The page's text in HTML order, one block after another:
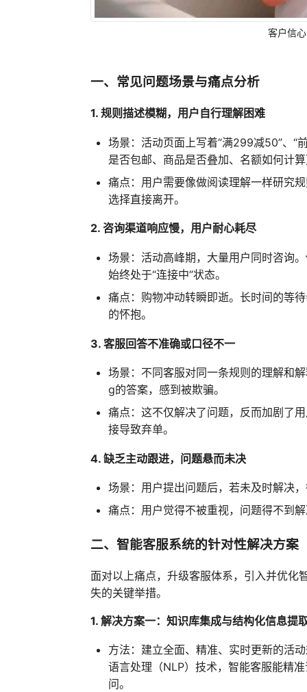
客户信
一、常见问题场景与痛点分析
1. 规则描述模糊，用户自行理解困难
场景：活动页面上写着“满299减50”、“
是否包邮、商品是否叠加、名额如何计
痛点：用户需要像做阅读理解一样研究
选择直接离开。
2. 咨询渠道响应慢，用户耐心耗尽
场景：活动高峰期，大量用户同时咨询
始终处于“连接中”状态。
痛点：购物冲动转瞬即逝。长时间的等
的怀抱。
3. 客服回答不准确或口径不一
场景：不同客服对同一条规则的理解和
g的答案，感到被欺骗。
痛点：这不仅解决了问题，反而加剧了
接导致弃单。
4. 缺乏主动跟进，问题悬而未决
场景：用户提出问题后，若未及时解决
痛点：用户觉得不被重视，问题得不到
二、智能客服系统的针对性解决方案
面对以上痛点，升级客服体系，引入并优化
失的关键举措。
1. 解决方案一：知识库集成与结构化信息提
方法：建立全面、精准、实时更新的活
语言处理（NLP）技术，智能客服能精准
问。